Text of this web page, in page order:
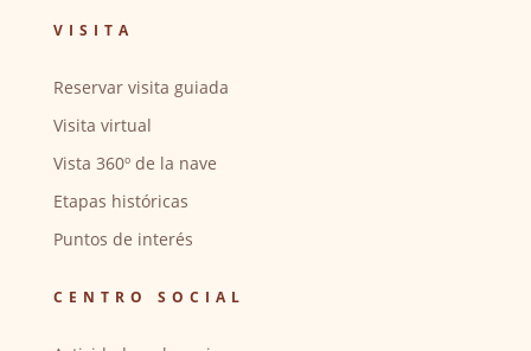
VISITA
Reservar visita guiada
Visita virtual
Vista 360º de la nave
Etapas históricas
Puntos de interés
CENTRO SOCIAL